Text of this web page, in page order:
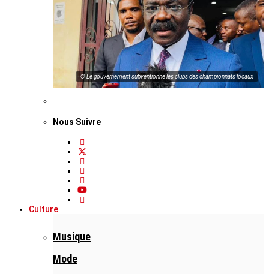
© Le gouvernement subventionne les clubs des championnats locaux
Nous Suivre
Culture
Musique
Mode